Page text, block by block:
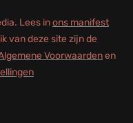
Lees inons manifest
van deze site zijn de
Voorwaardenen